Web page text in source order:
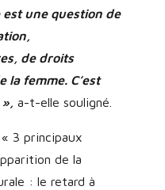
une question de
de droits
la femme. C’est
a-t-elle souligné.
3 principaux
de la
: le retard à